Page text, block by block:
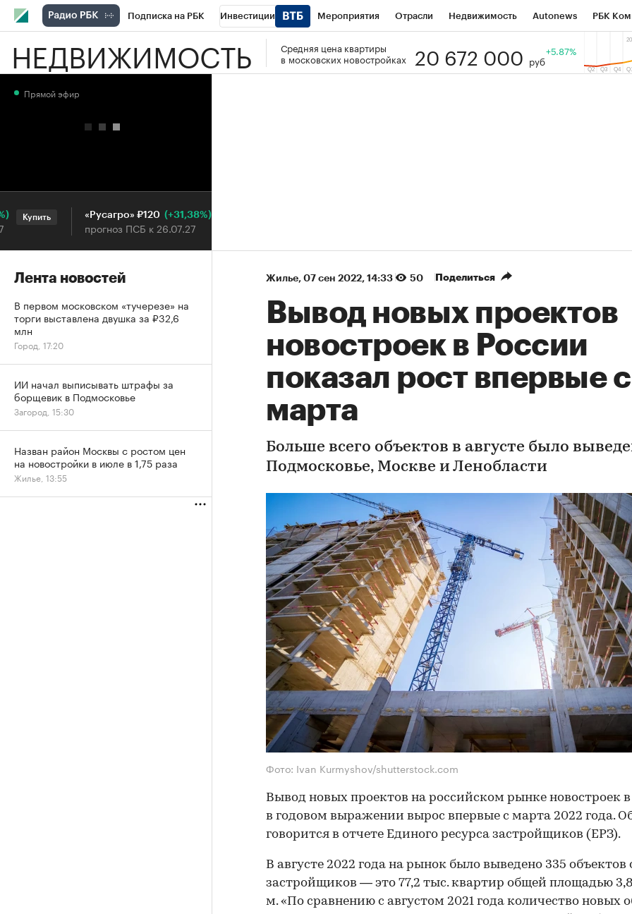
Подписка на РБК Инвестиции Мероприятия Отрасли Недвижимость Autonews РБК
РБК Вино Спорт Школа управления РБК РБК Образование Тренды
НЕДВИЖИМОСТЬ
Средняя цена квартиры
в московских новостройках
20 672 000 руб
+5.87%
Жилье⁠, 07 сен 2022, 14:33 50 Поделиться
Вывод новых проектов
новостроек в России
показал рост впервые с
марта
Больше всего объектов в августе было
Подмосковье, Москве и Ленобласти
Фото: Ivan Kurmyshov/shutterstock.com
Вывод новых проектов на российском рынке новостроек в
в годовом выражении вырос впервые с марта 2022 года.
говорится в отчете Единого ресурса застройщиков (ЕРЗ).
В августе 2022 года на рынок было выведено 335 объектов
застройщиков — это 77,2 тыс. квартир общей площадью
м. «По сравнению с августом 2021 года количество новых
Прямой эфир
Купить «Русагро» ₽120 (+31,38%)
прогноз ПСБ к 26.07.27
Купить
Лента новостей
В первом московском «тучерезе» на
торги выставлена двушка за ₽32,6
млн
Город, 17:20
ИИ начал выписывать штрафы за
борщевик в Подмосковье
Загород, 15:30
Назван район Москвы с ростом цен
на новостройки в июле в 1,75 раза
Жилье, 13:55